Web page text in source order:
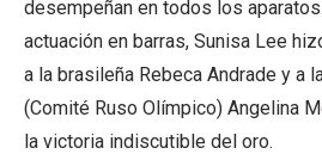
desempeñan en todos los
actuación en barras, Sunisa Lee
a la brasileña Rebeca Andrade y a
(Comité Ruso Olímpico) Angelina
la victoria indiscutible del oro.